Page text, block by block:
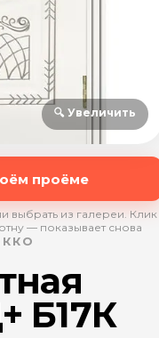
🔍 Увеличить
проёме
выбрать из галереи. Клик
— показывает снова
Б17К